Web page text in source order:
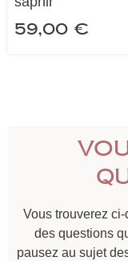
59,00 €
Vous trouverez
des questions
pausez au sujet